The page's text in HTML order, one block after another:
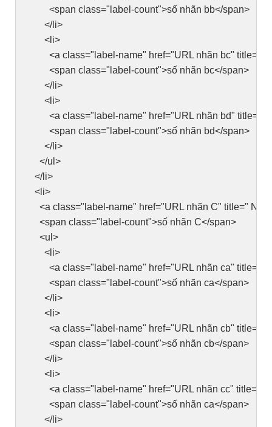
<span class="label-count">số nhãn bb</span>
</li>
<li>
<a class="label-name" href="URL nhãn bc" title="
<span class="label-count">số nhãn bc</span>
</li>
<li>
<a class="label-name" href="URL nhãn bd" title="
<span class="label-count">số nhãn bd</span>
</li>
</ul>
</li>
<li>
<a class="label-name" href="URL nhãn C" title="
<span class="label-count">số nhãn C</span>
<ul>
<li>
<a class="label-name" href="URL nhãn ca" title="
<span class="label-count">số nhãn ca</span>
</li>
<li>
<a class="label-name" href="URL nhãn cb" title="
<span class="label-count">số nhãn cb</span>
</li>
<li>
<a class="label-name" href="URL nhãn cc" title="
<span class="label-count">số nhãn ca</span>
</li>